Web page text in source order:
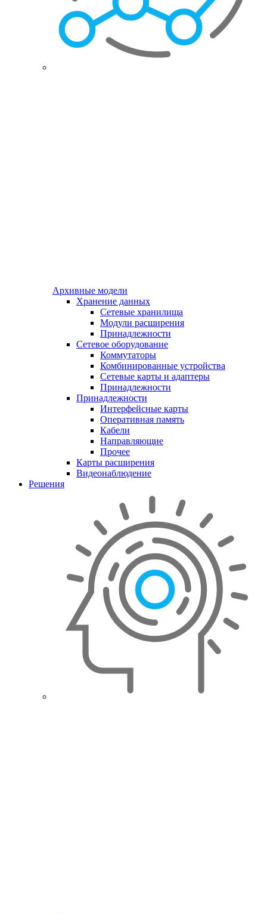
Архивные модели
Хранение данных
Сетевые хранилища
Модули расширения
Принадлежности
Сетевое оборудование
Коммутаторы
Комбинированные устройства
Сетевые карты и адаптеры
Принадлежности
Принадлежности
Интерфейсные карты
Оперативная память
Кабели
Направляющие
Прочее
Карты расширения
Видеонаблюдение
Решения